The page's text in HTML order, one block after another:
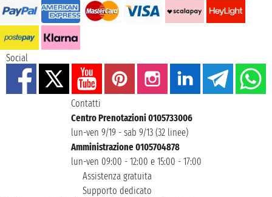
Social
Contatti
Centro Prenotazioni 0105733006
lun-ven 9/19 - sab 9/13 (32 linee)
Amministrazione 0105704878
lun-ven 09:00 - 12:00 e 15:00 - 17:00
Assistenza gratuita
Supporto dedicato